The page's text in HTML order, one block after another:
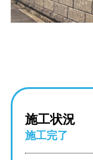
施工状況
施工完了